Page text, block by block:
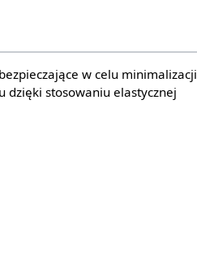
w celu minimalizacji
dzięki stosowaniu elastycznej